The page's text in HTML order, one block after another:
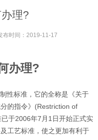
理?
布时间： 2019-11-17
办理?
标准，它的全称是《关于
的指令》(Restriction of
2006年7月1日开始正式实
工艺标准，使之更加有利于